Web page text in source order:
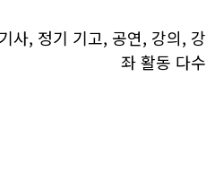
사, 정기 기고, 공연, 강의, 강
좌 활동 다수